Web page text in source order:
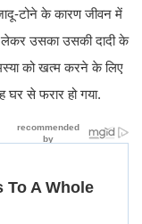
जादू-टोने के कारण जीवन में
लेकर उसका उसकी दादी के
को खत्म करने के लिए
घर से फरार हो गया.